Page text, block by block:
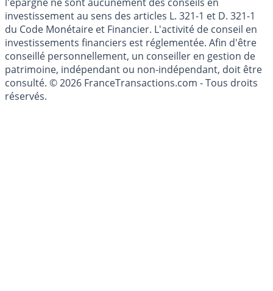
Les articles et commentaires publiés sur le guide de
l'épargne ne sont aucunement des conseils en
investissement au sens des articles L. 321-1 et D. 321-1
du Code Monétaire et Financier. L'activité de conseil en
investissements financiers est réglementée. Afin d'être
conseillé personnellement, un conseiller en gestion de
patrimoine, indépendant ou non-indépendant, doit être
consulté. © 2026 FranceTransactions.com - Tous droits